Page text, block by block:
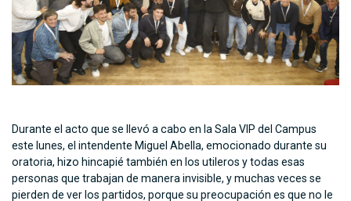
Durante el acto que se llevó a cabo en la Sala VIP del Campus
este lunes, el intendente Miguel Abella, emocionado durante su
oratoria, hizo hincapié también en los utileros y todas esas
personas que trabajan de manera invisible, y muchas veces se
pierden de ver los partidos, porque su preocupación es que no le